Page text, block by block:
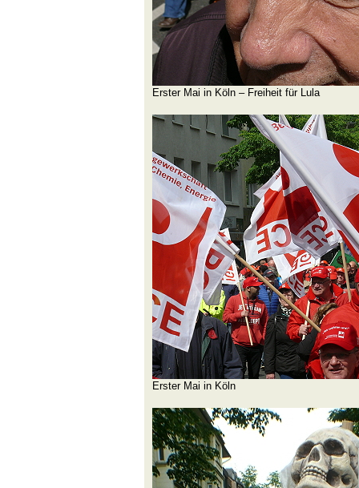
Erster Mai in Köln – Freiheit für Lula
Erster Mai in Köln